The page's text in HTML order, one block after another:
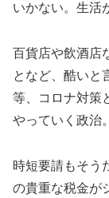
いかない。生活
百貨店や飲酒店
となど、 酷いと
等、コロナ対策
やっていく政治。
時短要請もそう
の貴重な税金が